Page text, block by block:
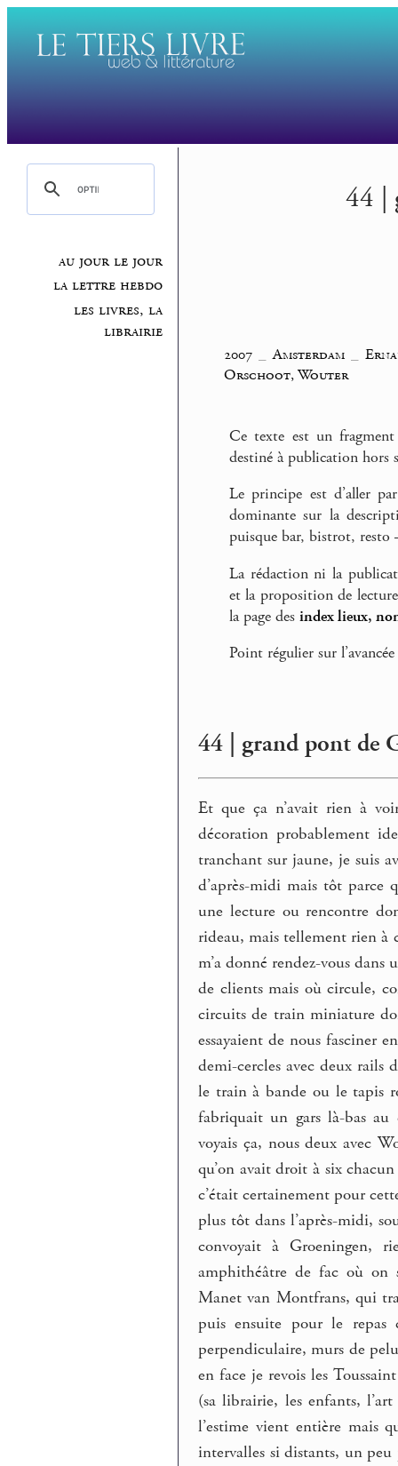
au jour le jour
la lettre hebdo
les livres, la
librairie
44 |
2007_Amsterdam_
Orschoot, Wouter
Ce texte est un
destiné à publication hors
Le principe est d’aller
dominante sur la
puisque bar, bistrot,
La rédaction ni la
et la proposition de
la page des index lieux,
Point régulier sur
44 | grand pont de
Et que ça n’avait rien à
décoration probablement
tranchant sur jaune, je suis
d’après-midi mais tôt parce
une lecture ou rencontre
rideau, mais tellement rien à
m’a donné rendez-vous
de clients mais où circule,
circuits de train miniature
essayaient de nous fasciner
demi-cercles avec deux rails
le train à bande ou le tapis
fabriquait un gars là-bas au
voyais ça, nous deux avec
qu’on avait droit à six
c’était certainement pour
plus tôt dans l’après-midi,
convoyait à Groeningen,
amphithéâtre de fac où on
Manet van Montfrans, qui
puis ensuite pour le repas
perpendiculaire, murs de
en face je revois les
(sa librairie, les enfants,
l’estime vient entière mais
intervalles si distants, un